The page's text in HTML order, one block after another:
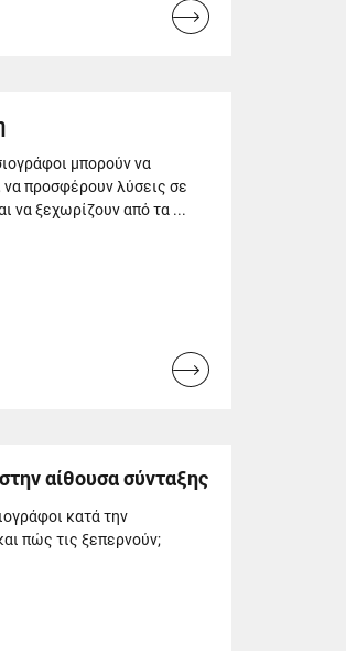
Read
μπορούν να
προσφέρουν λύσεις σε
να ξεχωρίζουν από τα ...
Read
αίθουσα σύνταξης
κατά την
πώς τις ξεπερνούν;